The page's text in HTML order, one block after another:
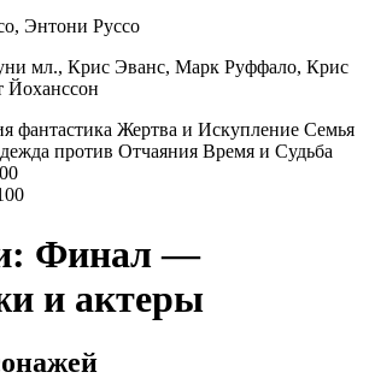
Энтони Руссо
мл., Крис Эванс, Марк Руффало, Крис
Йоханссон
фантастика Жертва и Искупление Семья
против Отчаяния Время и Судьба
Финал —
и актеры